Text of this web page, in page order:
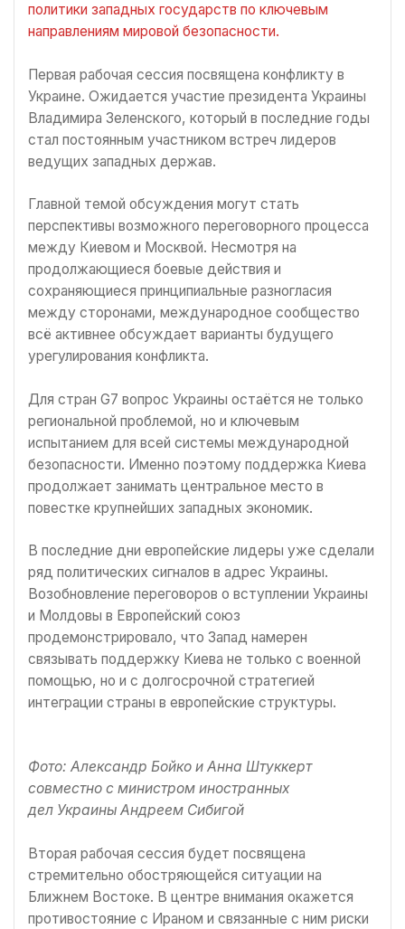
политики западных государств по ключевым
направлениям мировой безопасности.
Первая рабочая сессия посвящена конфликту в
Украине. Ожидается участие президента Украины
Владимира Зеленского, который в последние годы
стал постоянным участником встреч лидеров
ведущих западных держав.
Главной темой обсуждения могут стать
перспективы возможного переговорного процесса
между Киевом и Москвой. Несмотря на
продолжающиеся боевые действия и
сохраняющиеся принципиальные разногласия
между сторонами, международное сообщество
всё активнее обсуждает варианты будущего
урегулирования конфликта.
Для стран G7 вопрос Украины остаётся не только
региональной проблемой, но и ключевым
испытанием для всей системы международной
безопасности. Именно поэтому поддержка Киева
продолжает занимать центральное место в
повестке крупнейших западных экономик.
В последние дни европейские лидеры уже сделали
ряд политических сигналов в адрес Украины.
Возобновление переговоров о вступлении Украины
и Молдовы в Европейский союз
продемонстрировало, что Запад намерен
связывать поддержку Киева не только с военной
помощью, но и с долгосрочной стратегией
интеграции страны в европейские структуры.
Фото: Александр Бойко и Анна Штуккерт
совместно с министром иностранных
дел Украины Андреем Сибигой
Вторая рабочая сессия будет посвящена
стремительно обостряющейся ситуации на
Ближнем Востоке. В центре внимания окажется
противостояние с Ираном и связанные с ним риски